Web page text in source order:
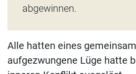
abgewinnen.
Alle hatten eines
aufgezwungene Lüge hatte